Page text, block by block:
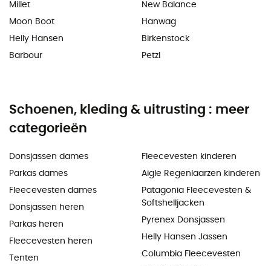
Millet
Moon Boot
Helly Hansen
Barbour
New Balance
Hanwag
Birkenstock
Petzl
Schoenen, kleding & uitrusting : meer
categorieën
Donsjassen dames
Parkas dames
Fleecevesten dames
Donsjassen heren
Parkas heren
Fleecevesten heren
Tenten
Fleecevesten kinderen
Aigle Regenlaarzen kinderen
Patagonia Fleecevesten &
Softshelljacken
Pyrenex Donsjassen
Helly Hansen Jassen
Columbia Fleecevesten